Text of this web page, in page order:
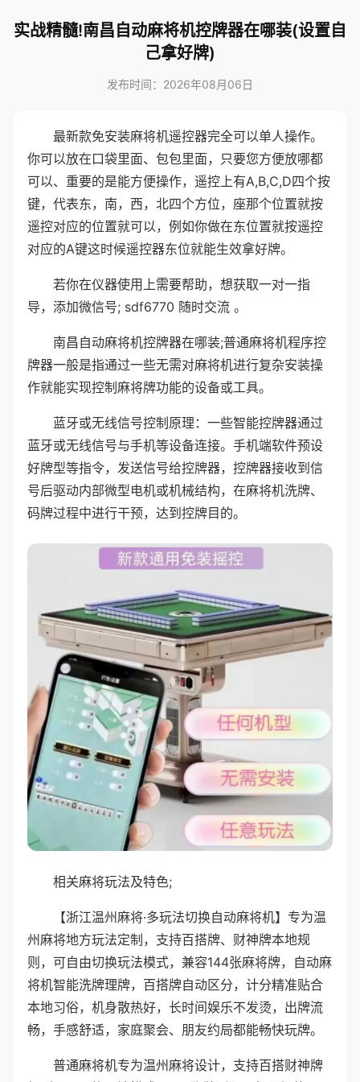
实战精髓!南昌自动麻将机控牌器在哪装(设置自
己拿好牌)
发布时间：2026年08月06日
最新款免安装麻将机遥控器完全可以单人操作。
你可以放在口袋里面、包包里面，只要您方便放哪都
可以、重要的是能方便操作，遥控上有A,B,C,D四个按
键，代表东，南，西，北四个方位，座那个位置就按
遥控对应的位置就可以，例如你做在东位置就按遥控
对应的A键这时候遥控器东位就能生效拿好牌。
若你在仪器使用上需要帮助，想获取一对一指
导，添加微信号; sdf6770 随时交流 。
南昌自动麻将机控牌器在哪装;普通麻将机程序控
牌器一般是指通过一些无需对麻将机进行复杂安装操
作就能实现控制麻将牌功能的设备或工具。
蓝牙或无线信号控制原理：一些智能控牌器通过
蓝牙或无线信号与手机等设备连接。手机端软件预设
好牌型等指令，发送信号给控牌器，控牌器接收到信
号后驱动内部微型电机或机械结构，在麻将机洗牌、
码牌过程中进行干预，达到控牌目的。
相关麻将玩法及特色;
【浙江温州麻将·多玩法切换自动麻将机】专为温
州麻将地方玩法定制，支持百搭牌、财神牌本地规
则，可自由切换玩法模式，兼容144张麻将牌，自动麻
将机智能洗牌理牌，百搭牌自动区分，计分精准贴合
本地习俗，机身散热好，长时间娱乐不发烫，出牌流
畅，手感舒适，家庭聚会、朋友约局都能畅快玩牌。
普通麻将机专为温州麻将设计，支持百搭财神牌